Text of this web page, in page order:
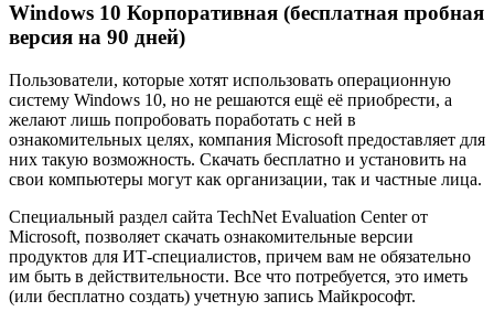
Windows 10 Корпоративная (бесплатная пробная
версия на 90 дней)
Пользователи, которые хотят использовать операционную
систему Windows 10, но не решаются ещё её приобрести, а
желают лишь попробовать поработать с ней в
ознакомительных целях, компания Microsoft предоставляет для
них такую возможность. Скачать бесплатно и установить на
свои компьютеры могут как организации, так и частные лица.
Специальный раздел сайта TechNet Evaluation Center от
Microsoft, позволяет скачать ознакомительные версии
продуктов для ИТ-специалистов, причем вам не обязательно
им быть в действительности. Все что потребуется, это иметь
(или бесплатно создать) учетную запись Майкрософт.